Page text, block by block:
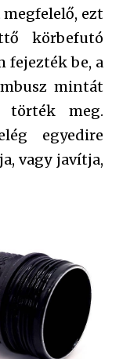
ezt
körbefutó
fejezték be, a
mintát
törték meg.
egyedire
vagy javítja,